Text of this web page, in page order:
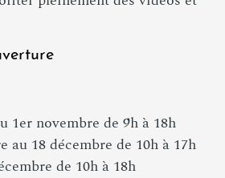
1er novembre de 9h à 18h
au 18 décembre de 10h à 17h
de 10h à 18h